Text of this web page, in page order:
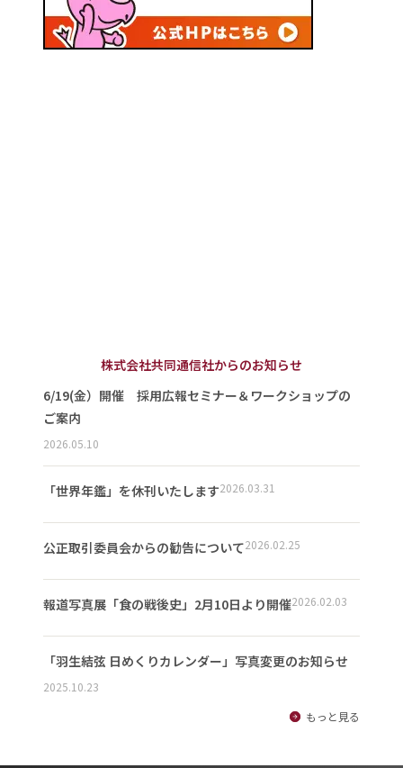
株式会社共同通信社からのお知らせ
6/19(金）開催 採用広報セミナー＆ワークショップの
ご案内
2026.05.10
「世界年鑑」を休刊いたします2026.03.31
公正取引委員会からの勧告について2026.02.25
報道写真展「食の戦後史」2月10日より開催2026.02.03
「羽生結弦 日めくりカレンダー」写真変更のお知らせ
2025.10.23
もっと見る